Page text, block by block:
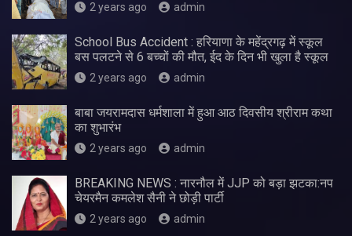
2 years ago admin
School Bus Accident : हरियाणा के महेंद्रगढ़ में स्कूल
बस पलटने से 6 बच्चों की मौत, ईद के दिन भी खुला है स्कूल
2 years ago admin
बाबा जयरामदास धर्मशाला में हुआ आठ दिवसीय श्रीराम कथा
का शुभारंभ
2 years ago admin
BREAKING NEWS : नारनौल में JJP को बड़ा झटका:नप
चेयरमैन कमलेश सैनी ने छोड़ी पार्टी
2 years ago admin